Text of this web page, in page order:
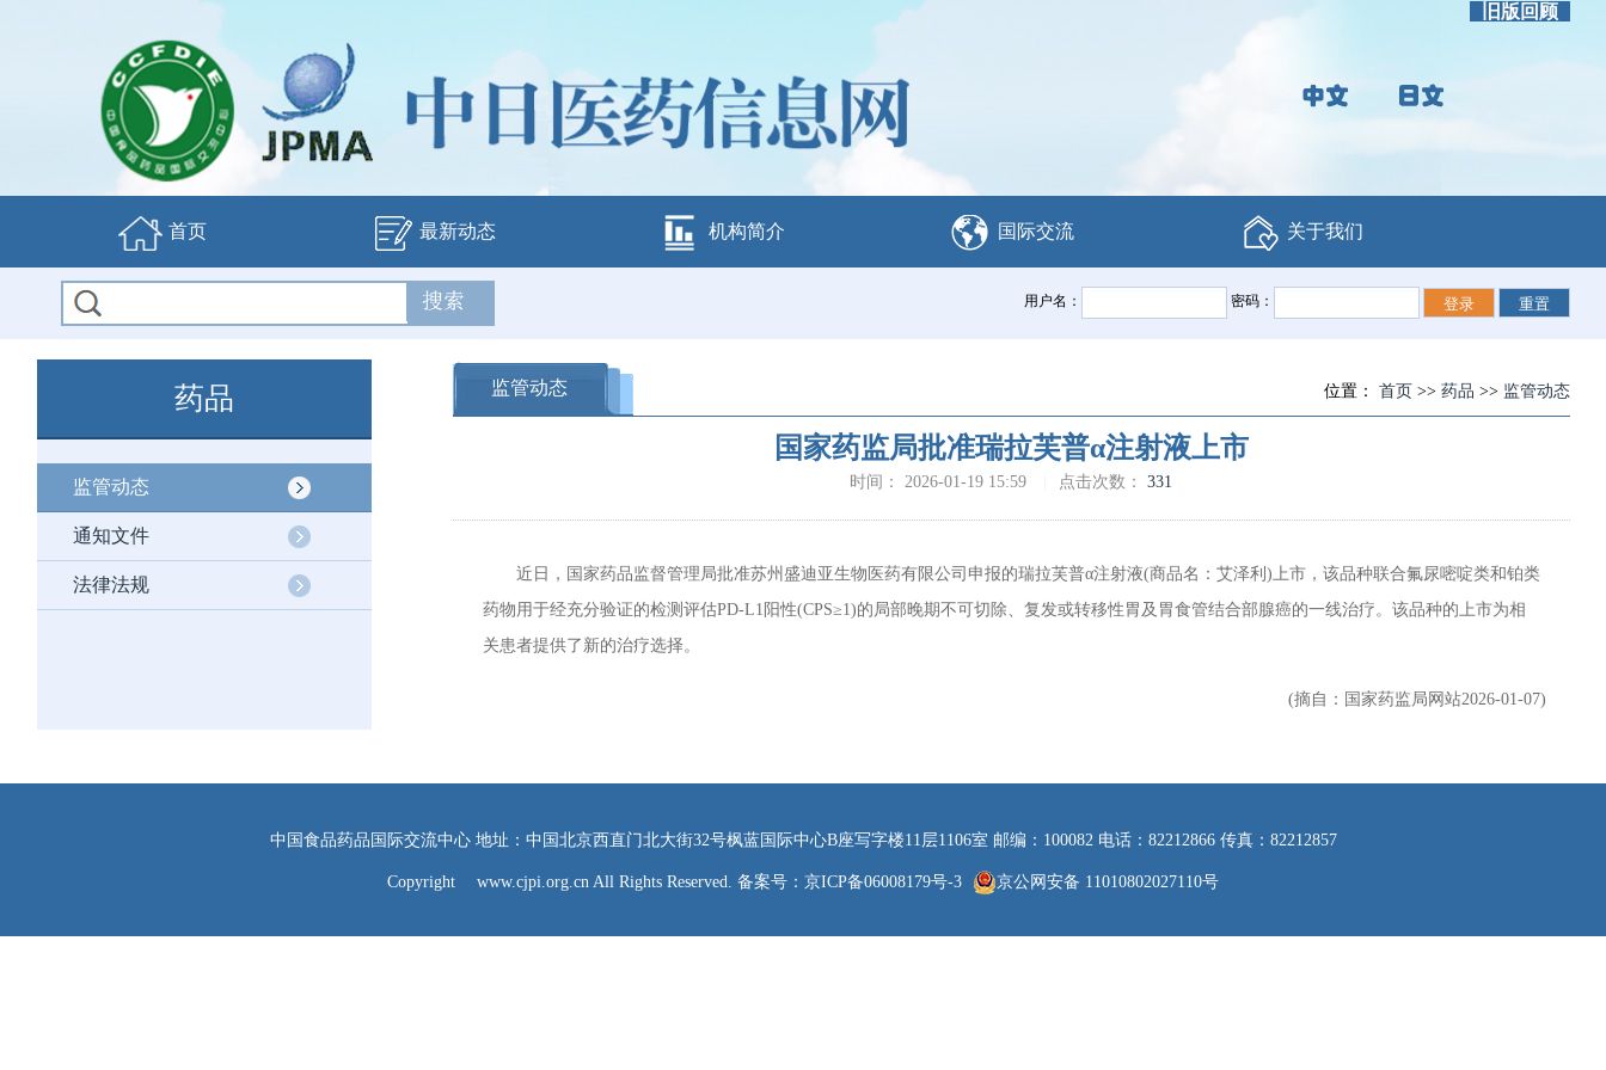
旧版回顾
首页 最新动态 机构简介 国际交流 关于我们
用户名： 密码：
药品
监管动态
通知文件
法律法规
监管动态 位置： 首页 >> 药品 >> 监管动态
国家药监局批准瑞拉芙普α注射液上市
时间： 2026-01-19 15:59 点击次数： 331
近日，国家药品监督管理局批准苏州盛迪亚生物医药有限公司申报的瑞拉芙普α注射液(商品名：艾泽利)上市，该品种联合氟尿嘧啶类和铂类
药物用于经充分验证的检测评估PD-L1阳性(CPS≥1)的局部晚期不可切除、复发或转移性胃及胃食管结合部腺癌的一线治疗。该品种的上市为相
关患者提供了新的治疗选择。
(摘自：国家药监局网站2026-01-07)
中国食品药品国际交流中心 地址：中国北京西直门北大街32号枫蓝国际中心B座写字楼11层1106室 邮编：100082 电话：82212866 传真：82212857
Copyright www.cjpi.org.cn All Rights Reserved. 备案号： 京ICP备06008179号-3 京公网安备 11010802027110号